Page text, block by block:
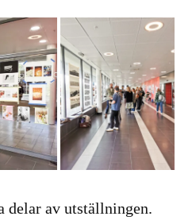
delar av utställningen.